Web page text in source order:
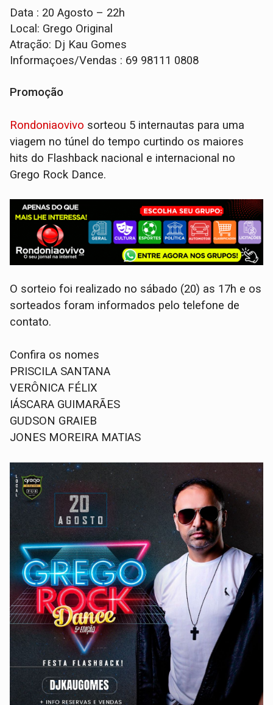
Data : 20 Agosto – 22h
Local: Grego Original
Atração: Dj Kau Gomes
Informaçoes/Vendas : 69 98111 0808
Promoção
Rondoniaovivo sorteou 5 internautas para uma
viagem no túnel do tempo curtindo os maiores
hits do Flashback nacional e internacional no
Grego Rock Dance.
O sorteio foi realizado no sábado (20) as 17h e os
sorteados foram informados pelo telefone de
contato.
Confira os nomes
PRISCILA SANTANA
VERÔNICA FÉLIX
IÁSCARA GUIMARÃES
GUDSON GRAIEB
JONES MOREIRA MATIAS